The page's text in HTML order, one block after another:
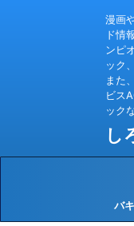
漫画
ド情
ンピ
ック
また
ビス
ック
し
バ